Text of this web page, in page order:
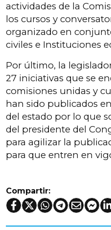
actividades de la
los cursos y
organizado en
civiles e Instituciones
Por último, la
27 iniciativas que se
comisiones unidas y
han sido publicados
del estado por lo que
del presidente del
para agilizar la
para que entren en
Compartir: